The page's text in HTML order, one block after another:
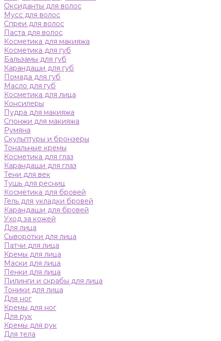
Оксиданты для волос
Мусс для волос
Спреи для волос
Паста для волос
Косметика для макияжа
Косметика для губ
Бальзамы для губ
Карандаши для губ
Помада для губ
Масло для губ
Косметика для лица
Консилеры
Пудра для макияжа
Спонжи для макияжа
Румяна
Скульптуры и бронзеры
Тональные кремы
Косметика для глаз
Карандаши для глаз
Тени для век
Тушь для ресниц
Косметика для бровей
Гель для укладки бровей
Карандаши для бровей
Уход за кожей
Для лица
Сыворотки для лица
Патчи для лица
Кремы для лица
Маски для лица
Пенки для лица
Пилинги и скрабы для лица
Тоники для лица
Для ног
Кремы для ног
Для рук
Кремы для рук
Для тела